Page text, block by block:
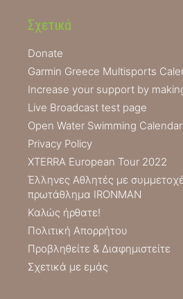
Σχετικά
Donate
Garmin Greece Multisports
Increase your support by
Live Broadcast test page
Open Water Swimming
Privacy Policy
XTERRA European Tour 2022
Έλληνες Αθλητές με
πρωτάθλημα IRONMAN
Καλώς ήρθατε!
Πολιτική Απορρήτου
Προβληθείτε & Διαφημιστείτε
Σχετικά με εμάς